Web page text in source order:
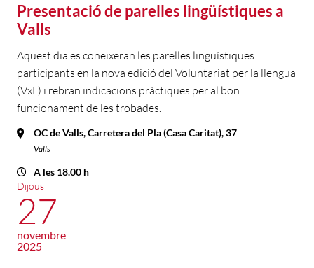
Presentació de parelles lingüístiques a
Valls
Aquest dia es coneixeran les parelles lingüístiques
participants en la nova edició del Voluntariat per la llengua
(VxL) i rebran indicacions pràctiques per al bon
funcionament de les trobades.
OC de Valls, Carretera del Pla (Casa Caritat), 37
Valls
A les 18.00 h
Dijous
27
novembre
2025